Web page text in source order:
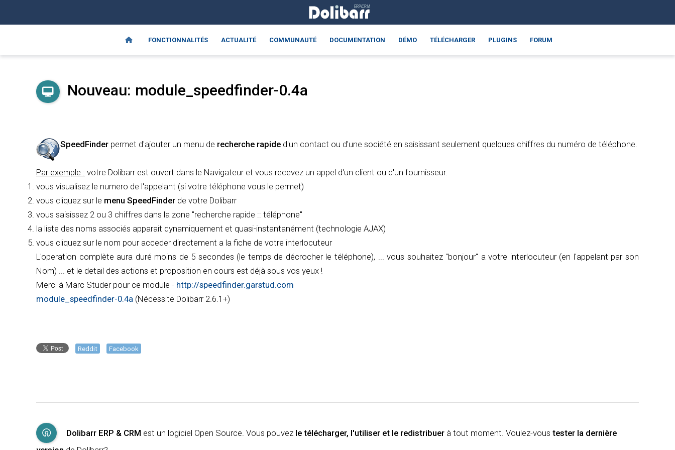
FONCTIONNALITÉS ACTUALITÉ COMMUNAUTÉ DOCUMENTATION DÉMO TÉLÉCHARGER PLUGINS FORUM
Nouveau: module_speedfinder-0.4a
SpeedFinder permet d'ajouter un menu de recherche rapide d'un contact ou d'une société en saisissant seulement quelques chiffres du numéro de téléphone.
Par exemple : votre Dolibarr est ouvert dans le Navigateur et vous recevez un appel d'un client ou d'un fournisseur.
vous visualisez le numero de l'appelant (si votre téléphone vous le permet)
vous cliquez sur le menu SpeedFinder de votre Dolibarr
vous saisissez 2 ou 3 chiffres dans la zone "recherche rapide :: téléphone"
la liste des noms associés apparait dynamiquement et quasi-instantanément (technologie AJAX)
vous cliquez sur le nom pour acceder directement a la fiche de votre interlocuteur
L'operation complète aura duré moins de 5 secondes (le temps de décrocher le téléphone), ... vous souhaitez "bonjour" a votre interlocuteur (en l'appelant par son
Nom) ... et le detail des actions et proposition en cours est déjà sous vos yeux !
Merci à Marc Studer pour ce module - http://speedfinder.garstud.com
module_speedfinder-0.4a (Nécessite Dolibarr 2.6.1+)
Reddit Facebook
Dolibarr ERP & CRM est un logiciel Open Source. Vous pouvez le télécharger, l'utiliser et le redistribuer à tout moment. Voulez-vous tester la dernière